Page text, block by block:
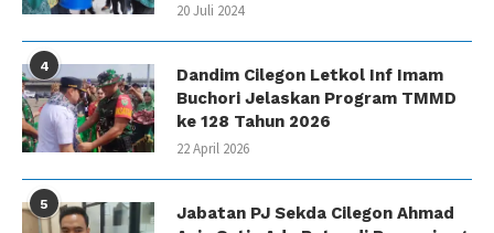
20 Juli 2024
4
Dandim Cilegon Letkol Inf Imam
Buchori Jelaskan Program TMMD
ke 128 Tahun 2026
22 April 2026
5
Jabatan PJ Sekda Cilegon Ahmad